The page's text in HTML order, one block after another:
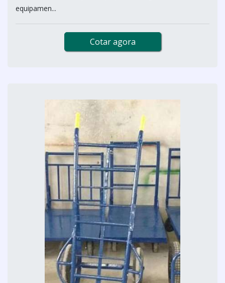
equipamen...
Cotar agora